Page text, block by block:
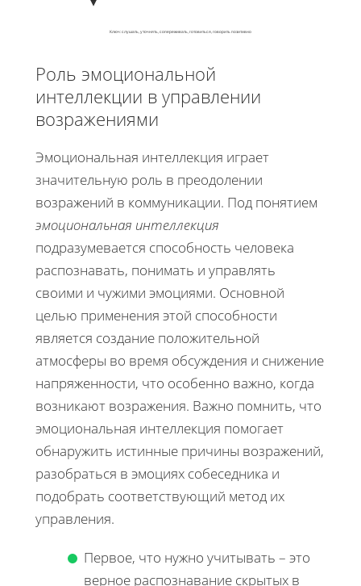
Ключ: слушать, уточнять, сопереживать, готовиться, говорить позитивно
Роль эмоциональной
интеллекции в управлении
возражениями
Эмоциональная интеллекция играет
значительную роль в преодолении
возражений в коммуникации. Под понятием
эмоциональная интеллекция
подразумевается способность человека
распознавать, понимать и управлять
своими и чужими эмоциями. Основной
целью применения этой способности
является создание положительной
атмосферы во время обсуждения и снижение
напряженности, что особенно важно, когда
возникают возражения. Важно помнить, что
эмоциональная интеллекция помогает
обнаружить истинные причины возражений,
разобраться в эмоциях собеседника и
подобрать соответствующий метод их
управления.
Первое, что нужно учитывать – это
верное распознавание скрытых в